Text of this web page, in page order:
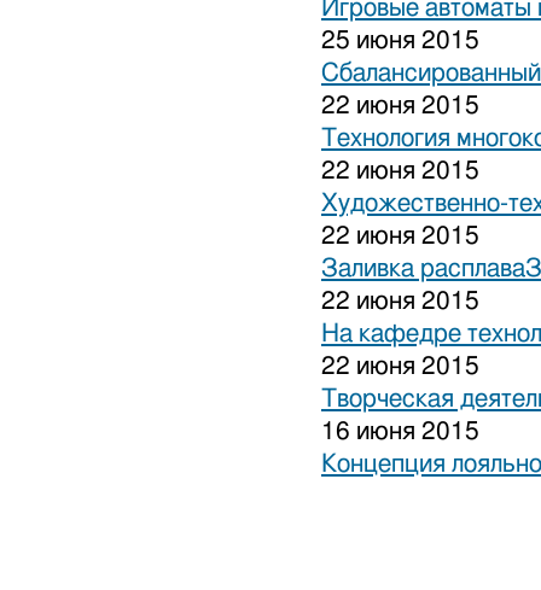
Игровые
25 июня 2015
22 июня 2015
Технология
22 июня 2015
Художественно-
22 июня 2015
Заливка
22 июня 2015
На кафедре
22 июня 2015
Творческая
16 июня 2015
Концепция